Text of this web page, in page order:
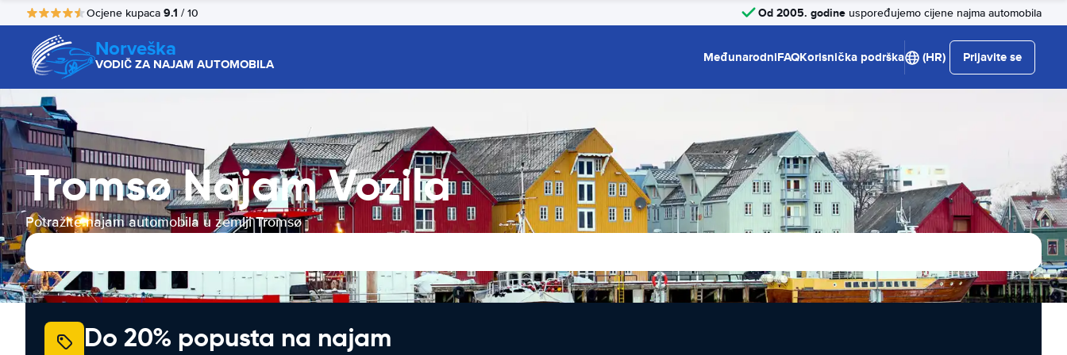
Ocjene kupaca 9.1 / 10 Od 2005. godine uspoređujemo cijene najma automobila
Norveška
VODIČ ZA NAJAM AUTOMOBILA MeđunarodniFAQKorisnička podrška (HR) Prijavite se
Tromsø Najam Vozila
Potražite najam automobila u zemlji Tromsø
Do 20% popusta na najam